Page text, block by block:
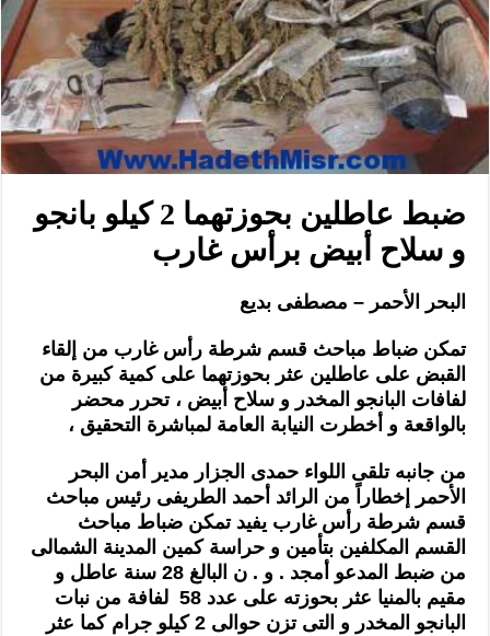
ضبط عاطلين بحوزتهما 2 كيلو بانجو
و سلاح أبيض برأس غارب
البحر الأحمر – مصطفى بديع
تمكن ضباط مباحث قسم شرطة رأس غارب من إلقاء
القبض على عاطلين عثر بحوزتهما على كمية كبيرة من
لفافات البانجو المخدر و سلاح أبيض ، تحرر محضر
بالواقعة و أخطرت النيابة العامة لمباشرة التحقيق ،
من جانبه تلقى اللواء حمدى الجزار مدير أمن البحر
الأحمر إخطاراً من الرائد أحمد الطريفى رئيس مباحث
قسم شرطة رأس غارب يفيد تمكن ضباط مباحث
القسم المكلفين بتأمين و حراسة كمين المدينة الشمالى
من ضبط المدعو أمجد . و . ن البالغ 28 سنة عاطل و
مقيم بالمنيا عثر بحوزته على عدد 58
لفافة من نبات
البانجو المخدر و التى تزن حوالى 2 كيلو جرام كما عثر